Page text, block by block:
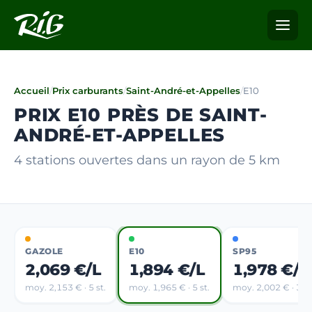
Accueil/Prix carburants/Saint-André-et-Appelles/E10
PRIX E10 PRÈS DE SAINT-
ANDRÉ-ET-APPELLES
4 stations ouvertes dans un rayon de 5 km
GAZOLE
2,069 €/L
moy. 2,153 € · 5 st.
E10
1,894 €/L
moy. 1,965 € · 5 st.
SP95
1,978 €/L
moy. 2,002 € · 3